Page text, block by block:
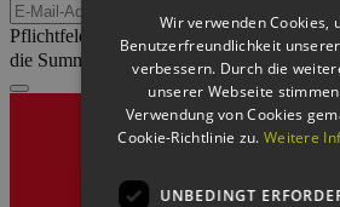
Pflichtfeld
Sicherheitsfrage
die Summe aus 2 und 5?
Wir verwenden Cookies,
Benutzerfreundlichkeit
verbessern. Durch die
unserer Webseite
Verwendung von Cookies
Cookie-Richtlinie zu. Weitere
UNBEDINGT